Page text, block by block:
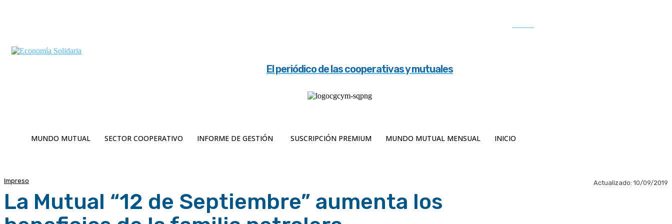
El periódico de las cooperativas y mutuales
MUNDO MUTUAL SECTOR COOPERATIVO INFORME DE GESTIÓN SUSCRIPCIÓN PREMIUM MUNDO MUTUAL MENSUAL INICIO
Impreso Actualizado: 10/09/2019
La Mutual “12 de Septiembre” aumenta los